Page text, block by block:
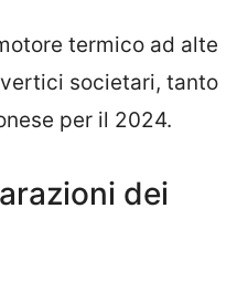
termico ad alte
societari, tanto
per il 2024.
dei